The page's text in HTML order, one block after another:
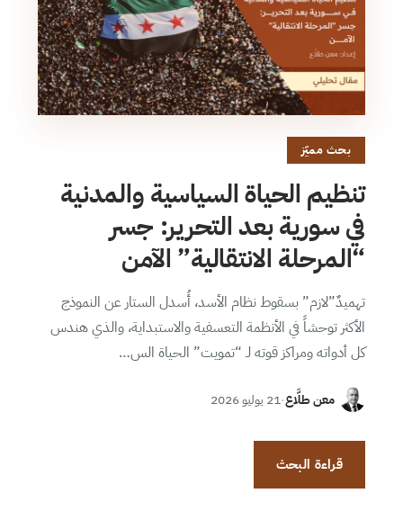
بحث مميّز
تنظيم الحياة السياسية والمدنية
في سورية بعد التحرير: جسر
“المرحلة الانتقالية” الآمن
تهميدٌ”لازم” بسقوط نظام الأسد، أُسدل الستار عن النموذج
الأكثر توحشاً في الأنظمة التعسفية والاستبداية، والذي هندس
كل أدواته ومراكز قوته لـ “تمويت” الحياة الس…
معن طلَّاع·21 يوليو 2026
قراءة البحث